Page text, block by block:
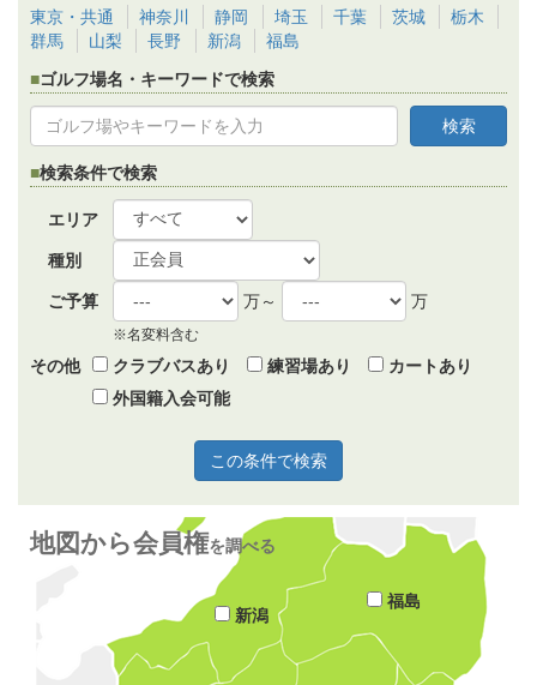
東京・共通
神奈川 静岡 埼玉 千葉 茨城
栃木
群馬
山梨 長野 新潟
福島
ゴルフ場名・キーワードで検索
検索条件で検索
エリア
種別
ご予算 万～ 万
※名変料含む
その他 クラブバスあり 練習場あり
カートあり
外国籍入会可能
地図から会員権を調べる
新潟
福島